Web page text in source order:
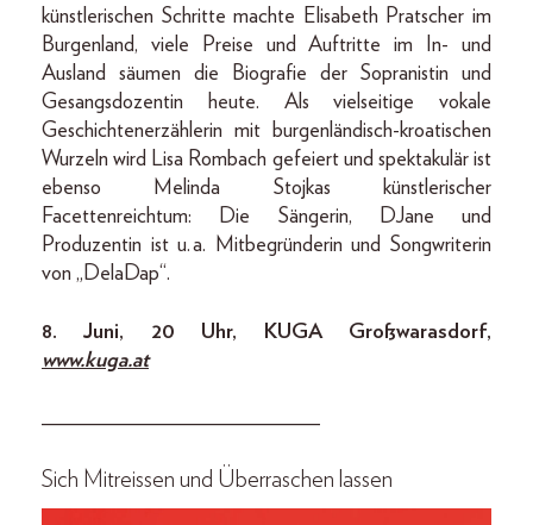
künstlerischen Schritte machte Elisabeth Pratscher im
Burgenland, viele Preise und Auftritte im In- und
Ausland säumen die Biografie der Sopranistin und
Gesangsdozentin heute. Als vielseitige vokale
Geschichtenerzählerin mit burgenländisch-kroatischen
Wurzeln wird Lisa Rombach gefeiert und spektakulär ist
ebenso Melinda Stojkas künstlerischer
Facettenreichtum: Die Sängerin, DJane und
Produzentin ist u. a. Mit­begründerin und Songwriterin
von „­DelaDap“.
8. Juni, 20 Uhr, KUGA Groß­warasdorf,
www.kuga.at
__________________________
Sich Mitreissen und Überraschen lassen